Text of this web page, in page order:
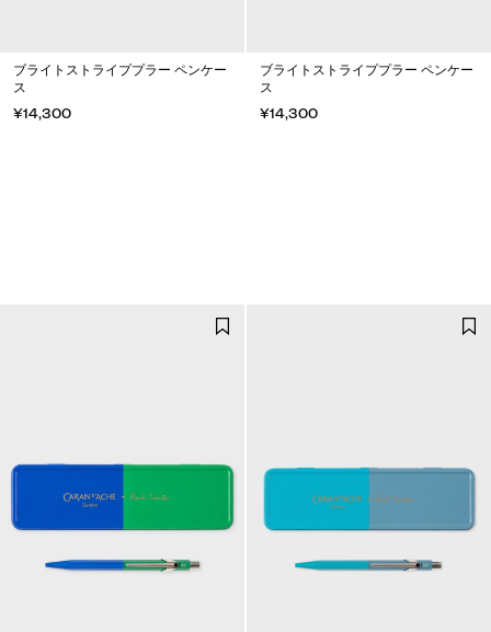
ブライトストライププラー ペンケー
ス
¥14,300
ブライトストライププラー ペンケー
ス
¥14,300